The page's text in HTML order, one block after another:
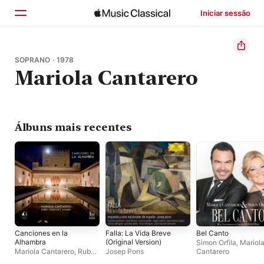
Iniciar sessão
Início
Explorar
SOPRANO · 1978
Mariola Cantarero
Álbuns mais recentes
Canciones en la
Alhambra
Mariola Cantarero, Ruben
Falla: La Vida Breve
(Original Version)
Josep Pons
Bel Canto
Simon Orfila, Mariola
Cantarero